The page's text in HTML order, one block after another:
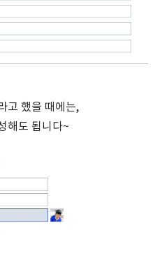
고 했을 때에는,
해도 됩니다~